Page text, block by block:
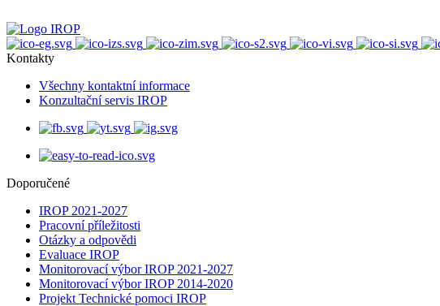
Kontakty
Všechny kontaktní informace
Konzultační servis IROP
Doporučené
IROP 2021-2027
Pracovní příležitosti
Otázky a odpovědi
Evaluace IROP
Monitorovací výbor IROP 2021-2027
Monitorovací výbor IROP 2014-2020
Projekt Technické pomoci IROP